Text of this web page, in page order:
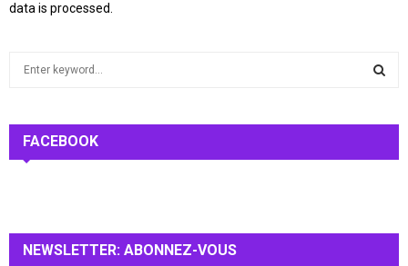
data is processed.
h
:
FACEBOOK
NEWSLETTER: ABONNEZ-VOUS